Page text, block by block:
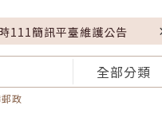
111簡訊平臺維護公告
全部分類
政